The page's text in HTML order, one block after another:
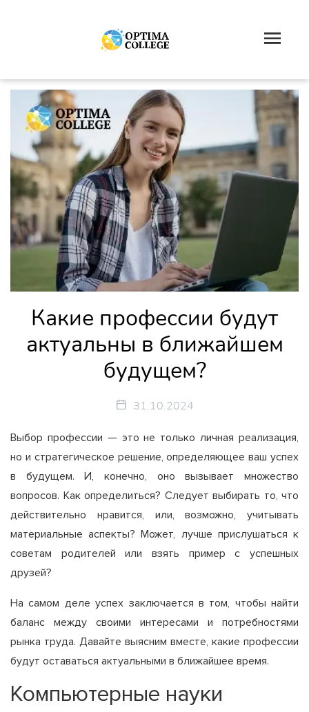
Какие профессии будут
актуальны в ближайшем
будущем?
31.10.2024
Выбор профессии — это не только личная реализация,
но и стратегическое решение, определяющее ваш успех
в будущем. И, конечно, оно вызывает множество
вопросов. Как определиться? Следует выбирать то, что
действительно нравится, или, возможно, учитывать
материальные аспекты? Может, лучше прислушаться к
советам родителей или взять пример с успешных
друзей?
На самом деле успех заключается в том, чтобы найти
баланс между своими интересами и потребностями
рынка труда. Давайте выясним вместе, какие профессии
будут оставаться актуальными в ближайшее время.
Компьютерные науки